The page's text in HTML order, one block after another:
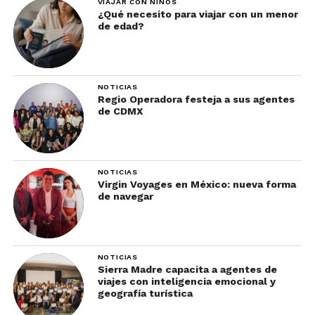
nuestro newsletterpara descubrir destinos,
atracciones, recomendaciones de hoteles, spas,
restaurantes, productos turísticos; así como las
noticias más importantes que todo agente de
viajes debe de conocer.
VIAJAR CON NIÑOS
¿Qué necesito para viajar con un menor
de edad?
NOTICIAS
Regio Operadora festeja a sus agentes
de CDMX
NOTICIAS
Virgin Voyages en México: nueva forma
de navegar
NOTICIAS
Sierra Madre capacita a agentes de
viajes con inteligencia emocional y
geografía turística